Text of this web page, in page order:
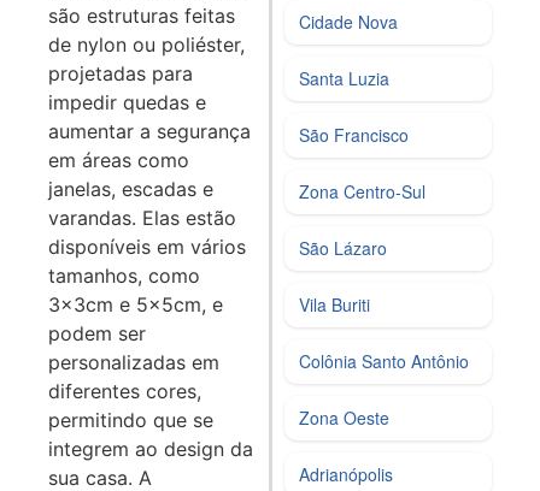
são estruturas feitas
de nylon ou poliéster,
projetadas para
impedir quedas e
aumentar a segurança
em áreas como
janelas, escadas e
varandas. Elas estão
disponíveis em vários
tamanhos, como
3x3cm e 5x5cm, e
podem ser
personalizadas em
diferentes cores,
permitindo que se
integrem ao design da
sua casa. A
Cidade Nova
Santa Luzia
São Francisco
Zona Centro‑Sul
São Lázaro
Vila Buriti
Colônia Santo Antônio
Zona Oeste
Adrianópolis